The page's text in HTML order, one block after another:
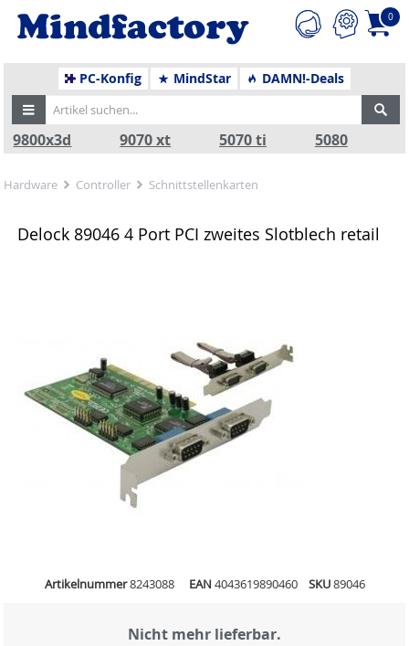
0
PC-Konfig MindStar DAMN!-Deals
9800x3d 9070 xt 5070 ti 5080
Hardware Controller Schnittstellenkarten
Delock 89046 4 Port PCI zweites Slotblech retail
Artikelnummer8243088 EAN 4043619890460 SKU89046
Nicht mehr lieferbar.